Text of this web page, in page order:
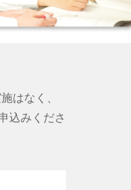
はなく、
込みくださ